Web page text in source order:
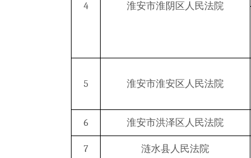
4 淮安市淮阴区人民法院
5 淮安市淮安区人民法院
6 淮安市洪泽区人民法院
7 涟水县人民法院